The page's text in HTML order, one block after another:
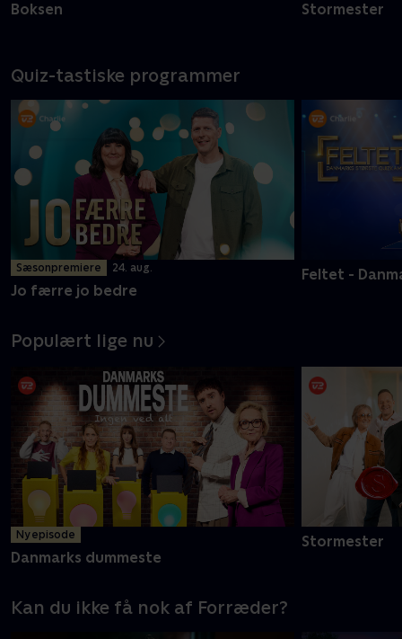
Boksen Stormester
Quiz-tastiske programmer
Sæsonpremiere 24. aug.
Jo færre jo bedre
Feltet -
Populært lige nu
Ny episode
Danmarks dummeste
Stormester
Kan du ikke få nok af Forræder?